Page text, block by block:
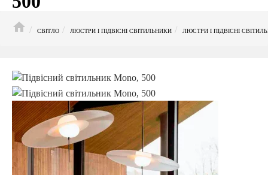
СВІТЛО
ЛЮСТРИ І ПІДВІСНІ СВІТИЛЬНИКИ ЛЮСТРИ І ПІДВІСНІ